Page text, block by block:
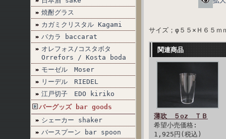
焼酎グラス
カガミクリスタル Kagami
バカラ baccarat
オレフォス/コスタボタ
Orrefors / Kosta boda
モーゼル Moser
リーデル RIEDEL
江戸切子 EDO kiriko
バーグッズ bar goods
シェーカー shaker
バースプーン bar spoon
サイズ；φ５５×Ｈ６５
関連商品
薄吹 ５oz ＴＢ
希望小売価格:
1,925円(税込)